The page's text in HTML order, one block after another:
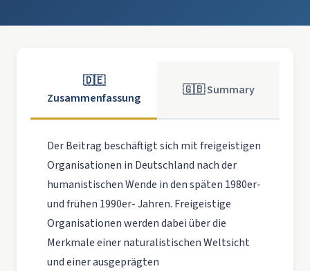
🇩🇪
Zusammenfassung
🇬🇧 Summary
Der Beitrag beschäftigt sich mit freigeistigen
Organisationen in Deutschland nach der
humanistischen Wende in den späten 1980er-
und frühen 1990er- Jahren. Freigeistige
Organisationen werden dabei über die
Merkmale einer naturalistischen Weltsicht
und einer ausgeprägten